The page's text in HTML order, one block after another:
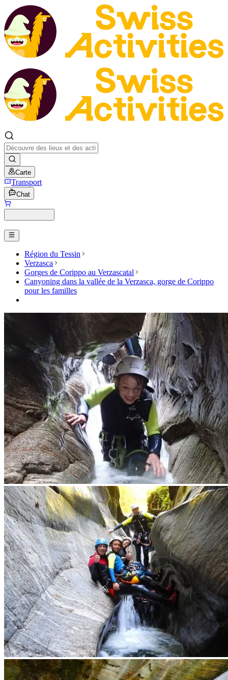
Carte
Transport
Chat
Région du Tessin
Verzasca
Gorges de Corippo au Verzascatal
Canyoning dans la vallée de la Verzasca, gorge de Corippo
pour les familles